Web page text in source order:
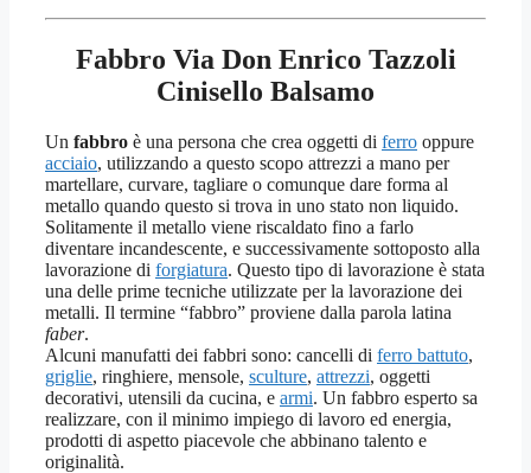
Fabbro Via Don Enrico Tazzoli
Cinisello Balsamo
Un fabbro è una persona che crea oggetti di ferro oppure
acciaio, utilizzando a questo scopo attrezzi a mano per
martellare, curvare, tagliare o comunque dare forma al
metallo quando questo si trova in uno stato non liquido.
Solitamente il metallo viene riscaldato fino a farlo
diventare incandescente, e successivamente sottoposto alla
lavorazione di forgiatura. Questo tipo di lavorazione è stata
una delle prime tecniche utilizzate per la lavorazione dei
metalli. Il termine “fabbro” proviene dalla parola latina
faber.
Alcuni manufatti dei fabbri sono: cancelli di ferro battuto,
griglie, ringhiere, mensole, sculture, attrezzi, oggetti
decorativi, utensili da cucina, e armi. Un fabbro esperto sa
realizzare, con il minimo impiego di lavoro ed energia,
prodotti di aspetto piacevole che abbinano talento e
originalità.